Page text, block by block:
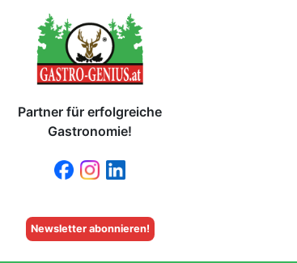
Partner für erfolgreiche
Gastronomie!
Newsletter abonnieren!